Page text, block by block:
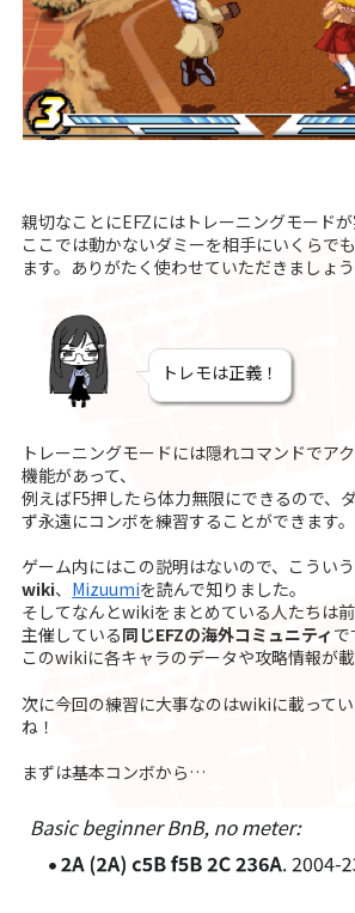
親切なことにEFZにはトレーニングモード
ここでは動かないダミーを相手にいくらで
ます。ありがたく使わせていただきましょう
トレモは正義！
トレーニングモードには隠れコマンドでア
機能があって、
例えばF5押したら体力無限にできるので、
ず永遠にコンボを練習することができます。
ゲーム内にはこの説明はないので、こうい
wiki、 Mizuumiを読んで知りました。
そしてなんとwikiをまとめている人たちは
主催している同じEFZの海外コミュニティ で
このwikiに各キャラのデータや攻略情報が載
次に今回の練習に大事なのはwikiに載って
ね！
まずは基本コンボから…